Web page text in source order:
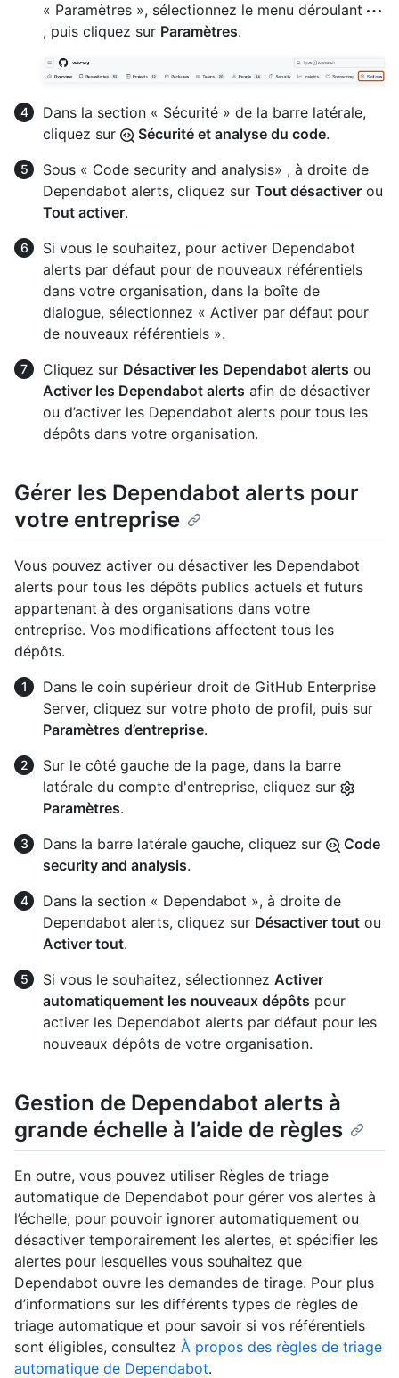
« Paramètres », sélectionnez le menu déroulant
, puis cliquez sur Paramètres.
Dans la section « Sécurité » de la barre latérale,
cliquez sur
Sécurité et analyse du code.
Sous « Code security and analysis» , à droite de
Dependabot alerts, cliquez sur Tout désactiver ou
Tout activer.
Si vous le souhaitez, pour activer Dependabot
alerts par défaut pour de nouveaux référentiels
dans votre organisation, dans la boîte de
dialogue, sélectionnez « Activer par défaut pour
de nouveaux référentiels ».
Cliquez sur Désactiver les Dependabot alerts ou
Activer les Dependabot alerts afin de désactiver
ou d’activer les Dependabot alerts pour tous les
dépôts dans votre organisation.
Gérer les Dependabot alerts pour
votre entreprise
Vous pouvez activer ou désactiver les Dependabot
alerts pour tous les dépôts publics actuels et futurs
appartenant à des organisations dans votre
entreprise. Vos modifications affectent tous les
dépôts.
Dans le coin supérieur droit de GitHub Enterprise
Server, cliquez sur votre photo de profil, puis sur
Paramètres d’entreprise.
Sur le côté gauche de la page, dans la barre
latérale du compte d'entreprise, cliquez sur
Paramètres.
Dans la barre latérale gauche, cliquez sur
Code
security and analysis.
Dans la section « Dependabot », à droite de
Dependabot alerts, cliquez sur Désactiver tout ou
Activer tout.
Si vous le souhaitez, sélectionnez Activer
automatiquement les nouveaux dépôts pour
activer les Dependabot alerts par défaut pour les
nouveaux dépôts de votre organisation.
Gestion de Dependabot alerts à
grande échelle à l’aide de règles
En outre, vous pouvez utiliser Règles de triage
automatique de Dependabot pour gérer vos alertes à
l’échelle, pour pouvoir ignorer automatiquement ou
désactiver temporairement les alertes, et spécifier les
alertes pour lesquelles vous souhaitez que
Dependabot ouvre les demandes de tirage. Pour plus
d’informations sur les différents types de règles de
triage automatique et pour savoir si vos référentiels
sont éligibles, consultez À propos des règles de triage
automatique de Dependabot.